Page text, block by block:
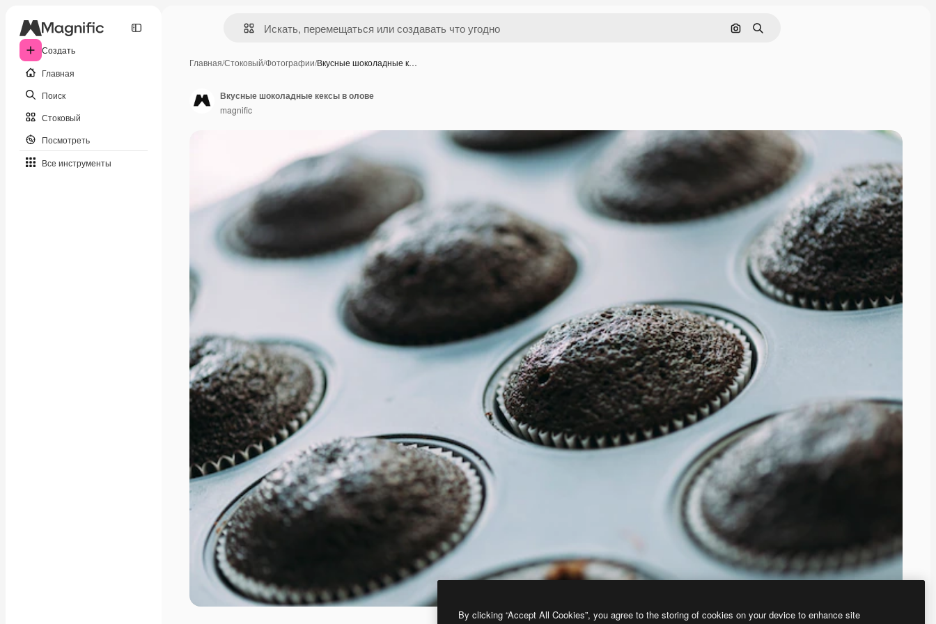
Создать
Главная
Поиск
Стоковый
Посмотреть
Все инструменты
Поиск по изображению
Поиск
Главная/Стоковый/Фотографии/Вкусные шоколадные к…
Вкусные шоколадные кексы в олове
magnific
By clicking “Accept All Cookies”, you agree to the storing of cookies on your device to enhance site